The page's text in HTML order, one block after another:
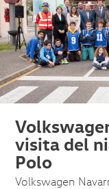
visita del
Polo
Volkswagen